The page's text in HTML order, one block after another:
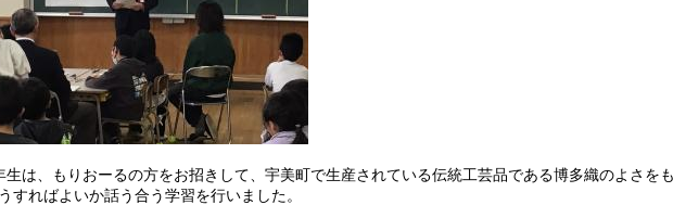
生は、もりおーるの方をお招きして、宇美町で生産されている伝統工芸品である博多織のよさを
すればよいか話う合う学習を行いました。